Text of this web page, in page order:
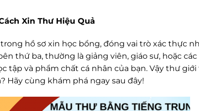
Xin Thư Hiệu Quả
hồ sơ xin học bổng, đóng vai trò xác thực
thứ ba, thường là giảng viên, giáo sư, hoặc
tập và phẩm chất cá nhân của bạn. Vậy thư
Hãy cùng khám phá ngay sau đây!